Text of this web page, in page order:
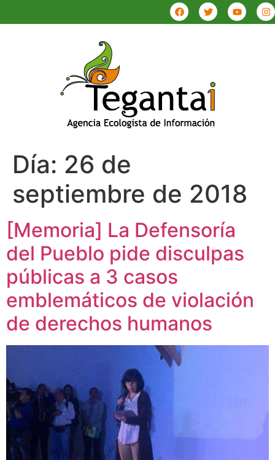
Día: 26 de
septiembre de 2018
[Memoria] La Defensoría
del Pueblo pide disculpas
públicas a 3 casos
emblemáticos de violación
de derechos humanos